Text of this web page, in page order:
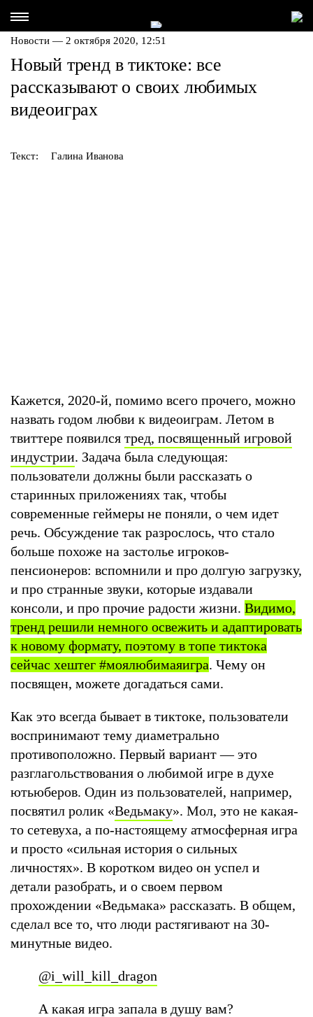
Новости — 2 октября 2020, 12:51
Новый тренд в тиктоке: все
рассказывают о своих любимых
видеоиграх
Текст: Галина Иванова
Кажется, 2020-й, помимо всего прочего, можно
назвать годом любви к видеоиграм. Летом в
твиттере появился тред, посвященный игровой
индустрии. Задача была следующая:
пользователи должны были рассказать о
старинных приложениях так, чтобы
современные геймеры не поняли, о чем идет
речь. Обсуждение так разрослось, что стало
больше похоже на застолье игроков-
пенсионеров: вспомнили и про долгую загрузку,
и про странные звуки, которые издавали
консоли, и про прочие радости жизни. Видимо,
тренд решили немного освежить и адаптировать
к новому формату, поэтому в топе тиктока
сейчас хештег #моялюбимаяигра. Чему он
посвящен, можете догадаться сами.
Как это всегда бывает в тиктоке, пользователи
воспринимают тему диаметрально
противоположно. Первый вариант — это
разглагольствования о любимой игре в духе
ютьюберов. Один из пользователей, например,
посвятил ролик «Ведьмаку». Мол, это не какая-
то сетевуха, а по-настоящему атмосферная игра
и просто «сильная история о сильных
личностях». В коротком видео он успел и
детали разобрать, и о своем первом
прохождении «Ведьмака» рассказать. В общем,
сделал все то, что люди растягивают на 30-
минутные видео.
@i_will_kill_dragon
А какая игра запала в душу вам?